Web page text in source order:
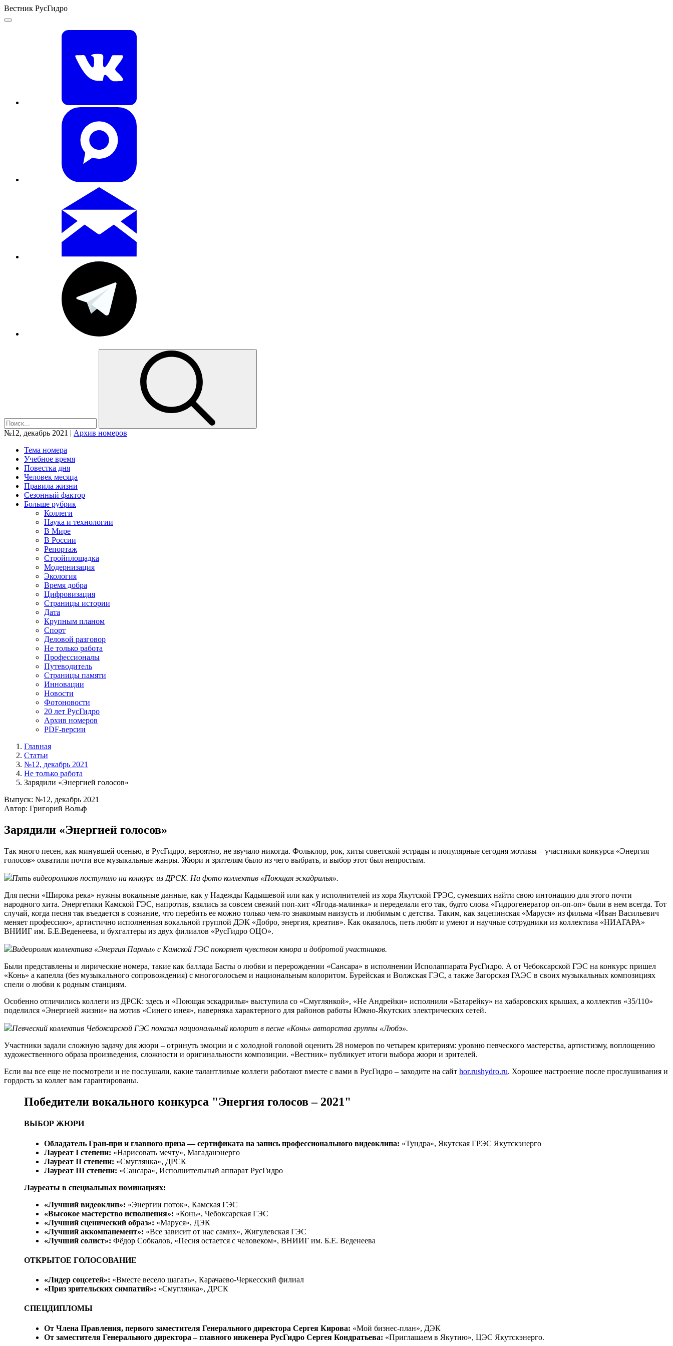
Вестник РусГидро
№12, декабрь 2021 | Архив номеров
Тема номера
Учебное время
Повестка дня
Человек месяца
Правила жизни
Сезонный фактор
Больше рубрик
Коллеги
Наука и технологии
В Мире
В России
Репортаж
Стройплощадка
Модернизация
Экология
Время добра
Цифровизация
Страницы истории
Дата
Крупным планом
Спорт
Деловой разговор
Не только работа
Профессионалы
Путеводитель
Страницы памяти
Инновации
Новости
Фотоновости
20 лет РусГидро
Архив номеров
PDF-версии
Главная
Статьи
№12, декабрь 2021
Не только работа
Зарядили «Энергией голосов»
Выпуск: №12, декабрь 2021
Автор: Григорий Вольф
Зарядили «Энергией голосов»
Так много песен, как минувшей осенью, в РусГидро, вероятно, не звучало никогда. Фольклор, рок, хиты советской эстрады и популярные сегодня мотивы – участники конкурса «Энергия
голосов» охватили почти все музыкальные жанры. Жюри и зрителям было из чего выбрать, и выбор этот был непростым.
Пять видеороликов поступило на конкурс из ДРСК. На фото коллектив «Поющая эскадрилья».
Для песни «Широка река» нужны вокальные данные, как у Надежды Кадышевой или как у исполнителей из хора Якутской ГРЭС, сумевших найти свою интонацию для этого почти
народного хита. Энергетики Камской ГЭС, напротив, взялись за совсем свежий поп-хит «Ягода-малинка» и переделали его так, будто слова «Гидрогенератор оп-оп-оп» были в нем всегда. Тот
случай, когда песня так въедается в сознание, что перебить ее можно только чем-то знакомым наизусть и любимым с детства. Таким, как зацепинская «Маруся» из фильма «Иван Васильевич
меняет профессию», артистично исполненная вокальной группой ДЭК «Добро, энергия, креатив». Как оказалось, петь любят и умеют и научные сотрудники из коллектива «НИАГАРА»
ВНИИГ им. Б.Е.Веденеева, и бухгалтеры из двух филиалов «РусГидро ОЦО».
Видеоролик коллектива «Энергия Пармы» с Камской ГЭС покоряет чувством юмора и добротой участников.
Были представлены и лирические номера, такие как баллада Басты о любви и перерождении «Сансара» в исполнении Исполаппарата РусГидро. А от Чебоксарской ГЭС на конкурс пришел
«Конь» а капелла (без музыкального сопровождения) с многоголосьем и национальным колоритом. Бурейская и Волжская ГЭС, а также Загорская ГАЭС в своих музыкальных композициях
спели о любви к родным станциям.
Особенно отличились коллеги из ДРСК: здесь и «Поющая эскадрилья» выступила со «Смуглянкой», «Не Андрейки» исполнили «Батарейку» на хабаровских крышах, а коллектив «35/110»
поделился «Энергией жизни» на мотив «Синего инея», наверняка характерного для районов работы Южно-Якутских электрических сетей.
Певческий коллектив Чебоксарской ГЭС показал национальный колорит в песне «Конь» авторства группы «Любэ».
Участники задали сложную задачу для жюри – отринуть эмоции и с холодной головой оценить 28 номеров по четырем критериям: уровню певческого мастерства, артистизму, воплощению
художественного образа произведения, сложности и оригинальности композиции. «Вестник» публикует итоги выбора жюри и зрителей.
Если вы все еще не посмотрели и не послушали, какие талантливые коллеги работают вместе с вами в РусГидро – заходите на сайт hor.rushydro.ru. Хорошее настроение после прослушивания и
гордость за коллег вам гарантированы.
Победители вокального конкурса "Энергия голосов – 2021"
ВЫБОР ЖЮРИ
Обладатель Гран-при и главного приза — сертификата на запись профессионального видеоклипа: «Тундра», Якутская ГРЭС Якутскэнерго
Лауреат I степени: «Нарисовать мечту», Магаданэнерго
Лауреат II степени: «Смуглянка», ДРСК
Лауреат III степени: «Сансара», Исполнительный аппарат РусГидро
Лауреаты в специальных номинациях:
«Лучший видеоклип»: «Энергии поток», Камская ГЭС
«Высокое мастерство исполнения»: «Конь», Чебоксарская ГЭС
«Лучший сценический образ»: «Маруся», ДЭК
«Лучший аккомпанемент»: «Все зависит от нас самих», Жигулевская ГЭС
«Лучший солист»: Фёдор Собкалов, «Песня остается с человеком», ВНИИГ им. Б.Е. Веденеева
ОТКРЫТОЕ ГОЛОСОВАНИЕ
«Лидер соцсетей»: «Вместе весело шагать», Карачаево-Черкесский филиал
«Приз зрительских симпатий»: «Смуглянка», ДРСК
СПЕЦДИПЛОМЫ
От Члена Правления, первого заместителя Генерального директора Сергея Кирова: «Мой бизнес-план», ДЭК
От заместителя Генерального директора – главного инженера РусГидро Сергея Кондратьева: «Приглашаем в Якутию», ЦЭС Якутскэнерго.